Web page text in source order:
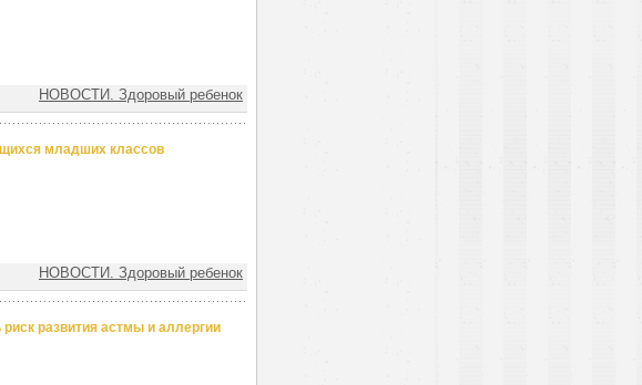
НОВОСТИ. Здоровый ребенок
младших классов
НОВОСТИ. Здоровый ребенок
развития астмы и аллергии